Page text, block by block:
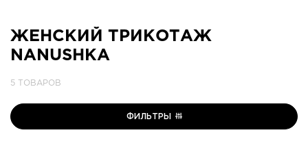
ЖЕНСКИЙ ТРИКОТАЖ
NANUSHKA
5 ТОВАРОВ
ФИЛЬТРЫ